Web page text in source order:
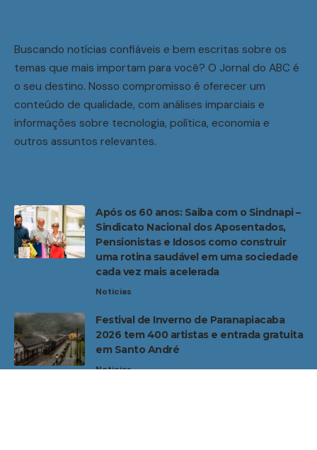
Buscando notícias confiáveis e bem escritas sobre os
temas que mais importam para você? O Jornal do ABC é
o seu destino. Nosso compromisso é oferecer um
conteúdo de qualidade, com análises imparciais e
informações sobre tecnologia, política, economia e
outros assuntos relevantes.
Após os 60 anos: Saiba com o Sindnapi –
Sindicato Nacional dos Aposentados,
Pensionistas e Idosos como construir
uma rotina saudável em uma sociedade
cada vez mais acelerada
Noticias
Festival de Inverno de Paranapiacaba
2026 tem 400 artistas e entrada gratuita
em Santo André
Noticias